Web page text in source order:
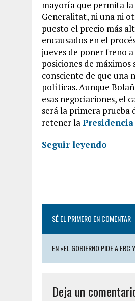
mayoría que permita
Generalitat, ni una ni
puesto el precio más
encausados en el
jueves de poner freno
posiciones de
consciente de que una
políticas. Aunque
esas negociaciones, el
será la primera prueba
retener la
Seguir leyendo
SÉ EL PRIMERO EN COMENTAR
EN «EL GOBIERNO PIDE A ERC
Deja un